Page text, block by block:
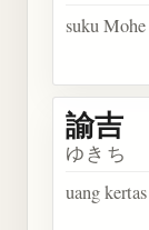
suku Mohe
諭吉
ゆきち
uang